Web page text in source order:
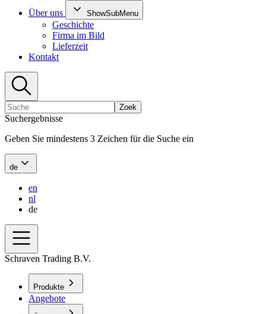
Über uns
ShowSubMenu
Geschichte
Firma im Bild
Lieferzeit
Kontakt
Zoek
Suchergebnisse
Geben Sie mindestens 3 Zeichen für die Suche ein
de
en
nl
de
Schraven Trading B.V.
Produkte
Angebote